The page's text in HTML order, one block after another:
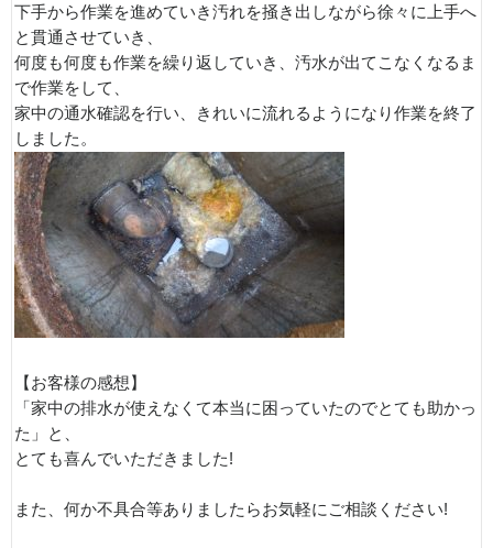
下手から作業を進めていき汚れを掻き出しながら徐々に上手へ
と貫通させていき、
何度も何度も作業を繰り返していき、汚水が出てこなくなるま
で作業をして、
家中の通水確認を行い、きれいに流れるようになり作業を終了
しました。
【お客様の感想】
「家中の排水が使えなくて本当に困っていたのでとても助かっ
た」と、
とても喜んでいただきました!
また、何か不具合等ありましたらお気軽にご相談ください!